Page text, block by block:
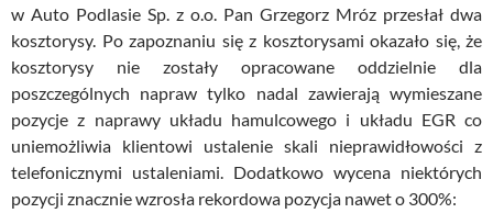
w Auto Podlasie Sp. z o.o. Pan Grzegorz Mróz przesłał dwa
kosztorysy. Po zapoznaniu się z kosztorysami okazało się, że
kosztorysy nie zostały opracowane oddzielnie dla
poszczególnych napraw tylko nadal zawierają wymieszane
pozycje z naprawy układu hamulcowego i układu EGR co
uniemożliwia klientowi ustalenie skali nieprawidłowości z
telefonicznymi ustaleniami. Dodatkowo wycena niektórych
pozycji znacznie wzrosła rekordowa pozycja nawet o 300%: